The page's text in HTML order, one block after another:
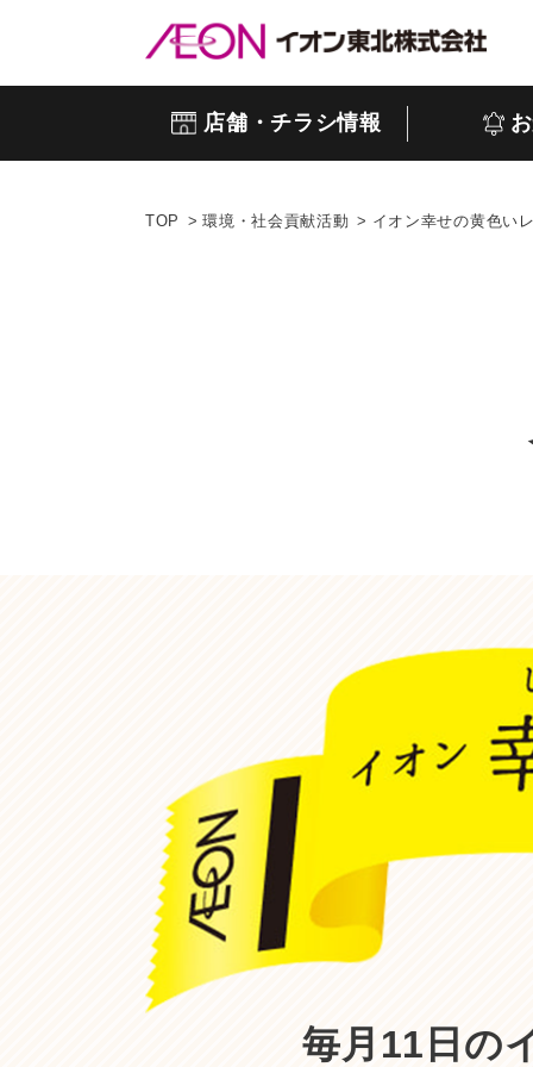
店舗・チラシ情報
TOP 環境・社会貢献活動 イオン幸せの黄色い
毎月11日の